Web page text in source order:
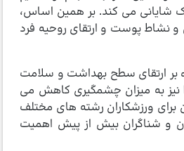
می کند. بر همین اساس،
و نشاط پوست و ارتقای روحیه فرد
بر ارتقای سطح بهداشت و سلامت
نیز به میزان چشمگیری کاهش می
ورزشکاران رشته های مختلف
و شناگران بیش از پیش اهمیت